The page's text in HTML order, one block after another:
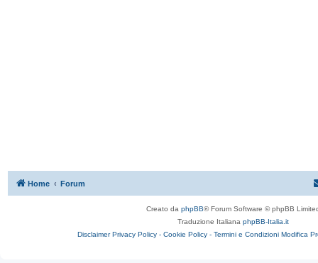
Home Forum
Creato da phpBB® Forum Software © phpBB
Traduzione Italiana phpBB-Italia.it
Disclaimer Privacy Policy - Cookie Policy - Termini e Condizioni Modifica